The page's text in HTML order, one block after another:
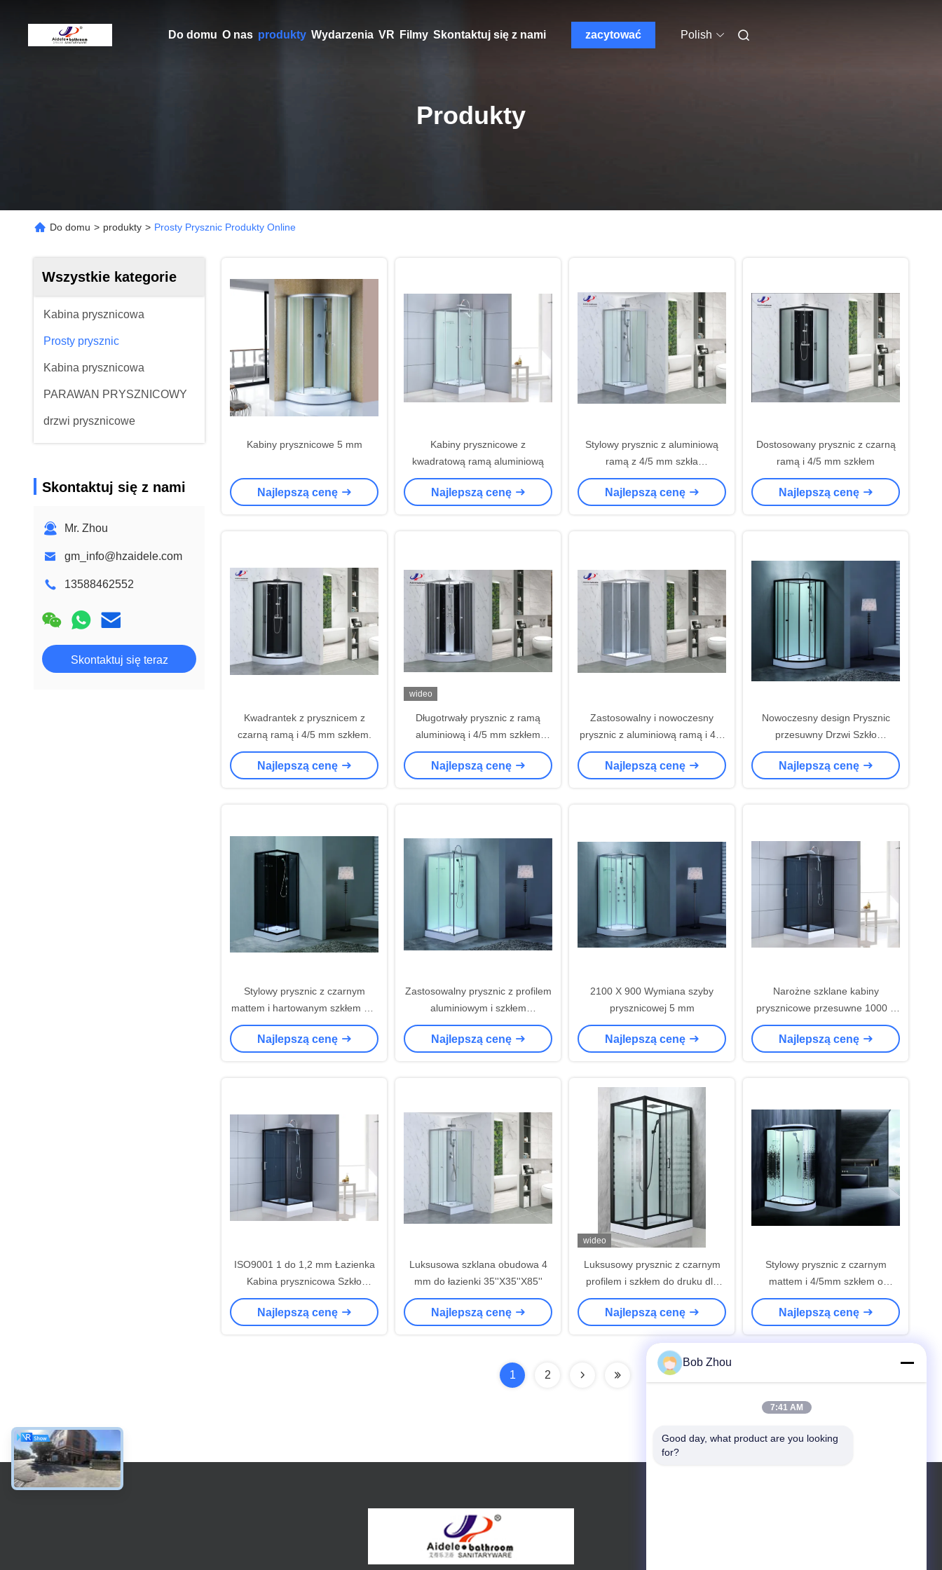
Do domu O nas produkty Wydarzenia VR Filmy Skontaktuj się z nami zacytować Polish
Produkty
Do domu > produkty > Prosty Prysznic Produkty Online
Wszystkie kategorie
Kabina prysznicowa
Prosty prysznic
Kabina prysznicowa
PARAWAN PRYSZNICOWY
drzwi prysznicowe
Skontaktuj się z nami
Mr. Zhou
gm_info@hzaidele.com
13588462552
Skontaktuj się teraz
Kabiny prysznicowe 5 mm
Najlepszą cenę
Kabiny prysznicowe z
kwadratową ramą aluminiową
Najlepszą cenę
Stylowy prysznic z aluminiową
ramą z 4/5 mm szkła
hartowanego dla nowoczesnych i
trwałych
Najlepszą cenę
Dostosowany prysznic z czarną
ramą i 4/5 mm szkłem
Najlepszą cenę
Kwadrantek z prysznicem z
czarną ramą i 4/5 mm szkłem.
Najlepszą cenę
wideo
Długotrwały prysznic z ramą
aluminiową i 4/5 mm szkłem
hartowanym
Najlepszą cenę
Zastosowalny i nowoczesny
prysznic z aluminiową ramą i 4/5
mm szkłem hartowanym
Najlepszą cenę
Nowoczesny design Prysznic
przesuwny Drzwi Szkło
hartowane Matka czarny ramka
Prysznic Pods Kabiny
Najlepszą cenę
Stylowy prysznic z czarnym
mattem i hartowanym szkłem dla
trwałego i dostosowywalnego
Najlepszą cenę
Zastosowalny prysznic z profilem
aluminiowym i szkłem
temperowym
Najlepszą cenę
2100 X 900 Wymiana szyby
prysznicowej 5 mm
Najlepszą cenę
Narożne szklane kabiny
prysznicowe przesuwne 1000 ×
1000 × 2150 mm
Najlepszą cenę
ISO9001 1 do 1,2 mm Łazienka
Kabina prysznicowa Szkło
hartowane
Najlepszą cenę
Luksusowa szklana obudowa 4
mm do łazienki 35''X35''X85''
Najlepszą cenę
wideo
Luksusowy prysznic z czarnym
profilem i szkłem do druku dla
Mordern
Najlepszą cenę
Stylowy prysznic z czarnym
mattem i 4/5mm szkłem o
wytrzymałości
Najlepszą cenę
1 2
Bob Zhou
7:41 AM
Good day, what product are you looking
for?